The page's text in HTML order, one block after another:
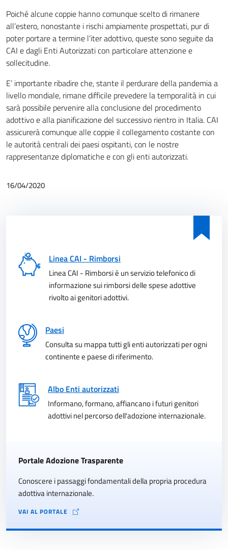
Poiché alcune coppie hanno comunque scelto di rimanere
all’estero, nonostante i rischi ampiamente prospettati, pur di
poter portare a termine l’iter adottivo, queste sono seguite da
CAI e dagli Enti Autorizzati con particolare attenzione e
sollecitudine.
E’ importante ribadire che, stante il perdurare della pandemia a
livello mondiale, rimane difficile prevedere la temporalità in cui
sarà possibile pervenire alla conclusione del procedimento
adottivo e alla pianificazione del successivo rientro in Italia. CAI
assicurerà comunque alle coppie il collegamento costante con
le autorità centrali dei paesi ospitanti, con le nostre
rappresentanze diplomatiche e con gli enti autorizzati.
16/04/2020
Linea CAI - Rimborsi
Linea CAI - Rimborsi è un servizio telefonico di
informazione sui rimborsi delle spese adottive
rivolto ai genitori adottivi.
Paesi
Consulta su mappa tutti gli enti autorizzati per ogni
continente e paese di riferimento.
Albo Enti autorizzati
Informano, formano, affiancano i futuri genitori
adottivi nel percorso dell'adozione internazionale.
Portale Adozione Trasparente
Conoscere i passaggi fondamentali della propria procedura
adottiva internazionale.
VAI AL PORTALE